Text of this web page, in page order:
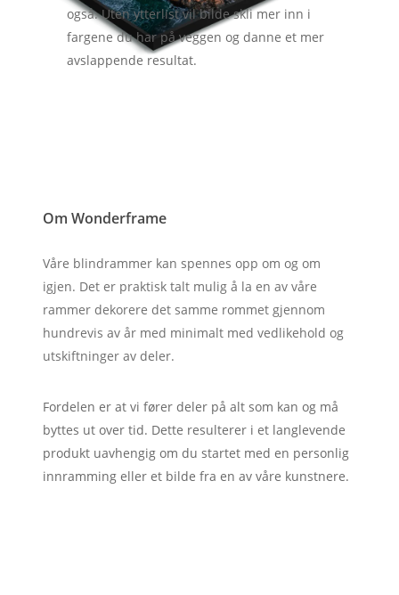
også. Uten ytterlist vil bilde skli mer inn i
fargene du har på veggen og danne et mer
avslappende resultat.
Om Wonderframe
Våre blindrammer kan spennes opp om og om
igjen. Det er praktisk talt mulig å la en av våre
rammer dekorere det samme rommet gjennom
hundrevis av år med minimalt med vedlikehold og
utskiftninger av deler.
Fordelen er at vi fører deler på alt som kan og må
byttes ut over tid. Dette resulterer i et langlevende
produkt uavhengig om du startet med en personlig
innramming eller et bilde fra en av våre kunstnere.